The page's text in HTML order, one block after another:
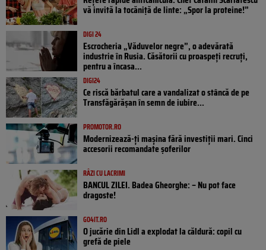
vă invită la tocăniță de linte: „Spor la proteine!”
DIGI 24
Escrocheria „Văduvelor negre”, o adevărată
industrie în Rusia. Căsătorii cu proaspeți recruți,
pentru a încasa...
DIGI24
Ce riscă bărbatul care a vandalizat o stâncă de pe
Transfăgărășan în semn de iubire...
PROMOTOR.RO
Modernizează-ți mașina fără investiții mari. Cinci
accesorii recomandate șoferilor
RÂZI CU LACRIMI
BANCUL ZILEI. Badea Gheorghe: – Nu pot face
dragoste!
GO4IT.RO
O jucărie din Lidl a explodat la căldură: copil cu
grefă de piele